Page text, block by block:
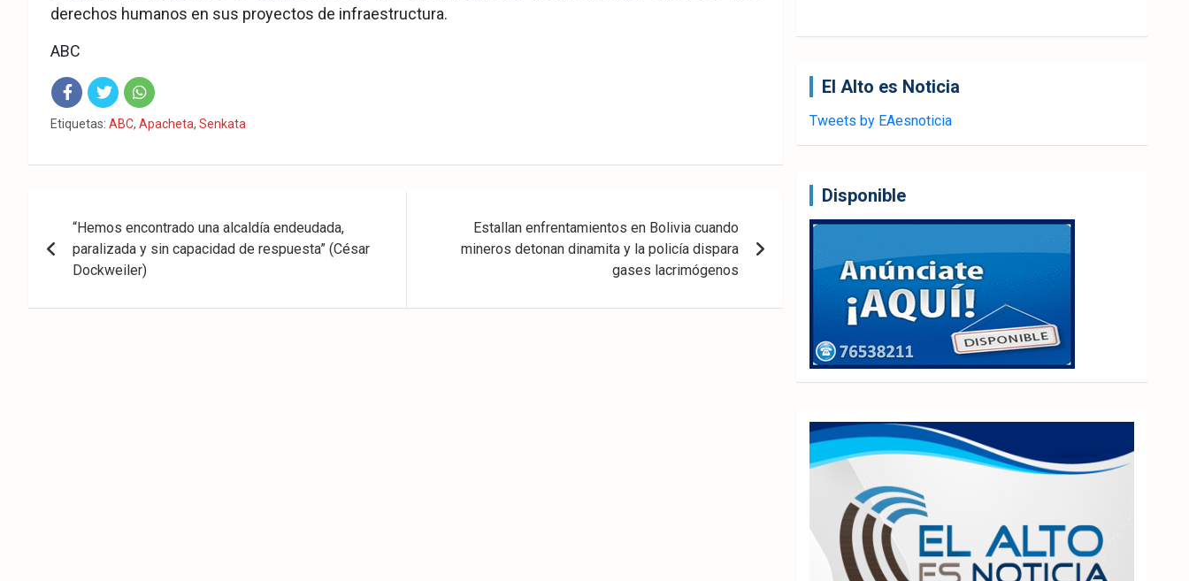
derechos humanos en sus proyectos de infraestructura.
ABC
Fac Twit Wha
Etiquetas: ABC, Apacheta, Senkata
de
entradas
“Hemos encontrado una alcaldía endeudada,
paralizada y sin capacidad de respuesta” (César
Dockweiler)
Estallan enfrentamientos en Bolivia cuando
mineros detonan dinamita y la policía dispara
gases lacrimógenos
El Alto es Noticia
Tweets by EAesnoticia
Disponible